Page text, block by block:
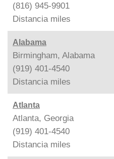
(816) 945-9901
Distancia miles
Alabama
Birmingham, Alabama
(919) 401-4540
Distancia miles
Atlanta
Atlanta, Georgia
(919) 401-4540
Distancia miles